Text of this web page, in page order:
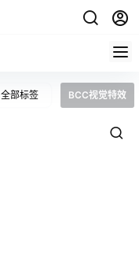
全部标签 BCC视觉特效